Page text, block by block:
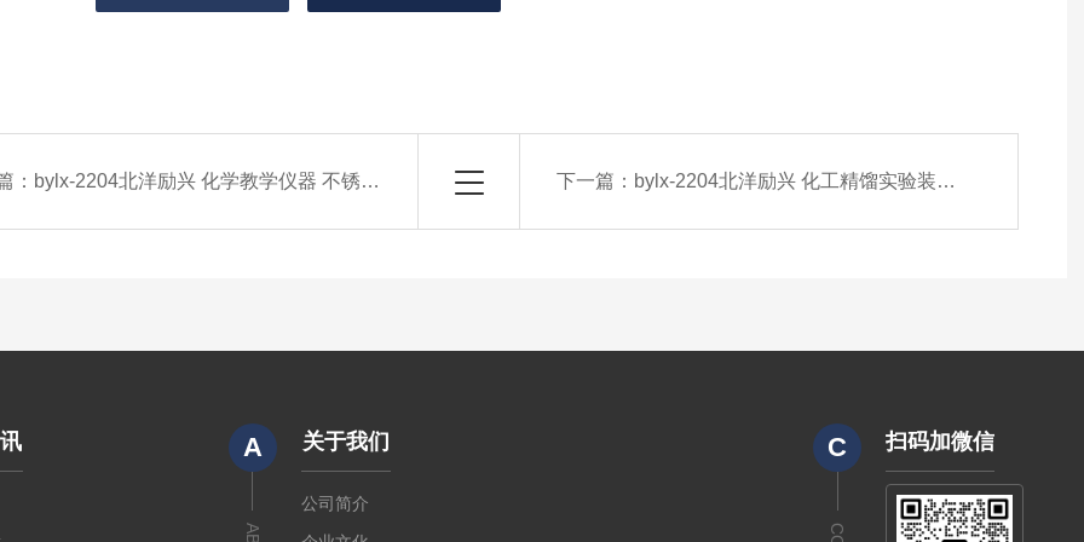
： bylx-2204北洋励兴 化学教学仪器 不锈钢精馏塔仪器 下一篇： bylx-2204北洋励兴 化工精馏实验装置 加压精馏塔
A 关于我们
公司简介
C 扫码加微信